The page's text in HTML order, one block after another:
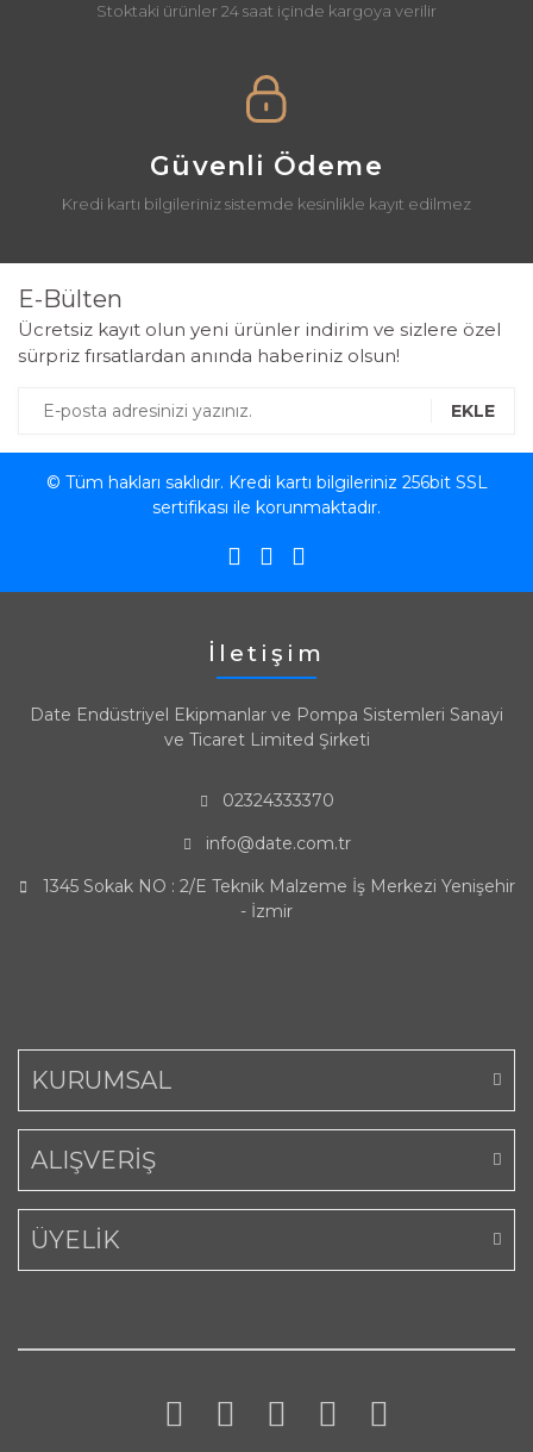
Stoktaki ürünler 24 saat içinde kargoya verilir
Güvenli Ödeme
Kredi kartı bilgileriniz sistemde kesinlikle kayıt edilmez
E-Bülten
Ücretsiz kayıt olun yeni ürünler indirim ve sizlere özel
sürpriz fırsatlardan anında haberiniz olsun!
EKLE
© Tüm hakları saklıdır. Kredi kartı bilgileriniz 256bit SSL
sertifikası ile korunmaktadır.
İletişim
Date Endüstriyel Ekipmanlar ve Pompa Sistemleri Sanayi
ve Ticaret Limited Şirketi
02324333370
info@date.com.tr
1345 Sokak NO : 2/E Teknik Malzeme İş Merkezi Yenişehir
- İzmir
KURUMSAL
ALIŞVERİŞ
ÜYELİK